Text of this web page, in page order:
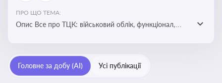
ПРО ЩО ТЕМА:
Опис Все про ТЦК: військовий облік, функціонал,
Головне за добу (AI) Усі публікації